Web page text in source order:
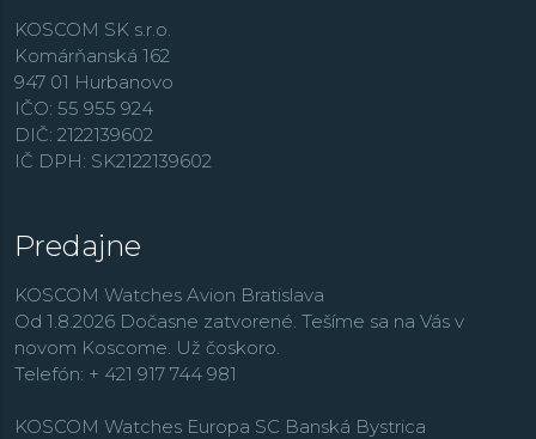
KOSCOM SK s.r.o.
Komárňanská 162
947 01 Hurbanovo
IČO: 55 955 924
DIČ: 2122139602
IČ DPH: SK2122139602
Predajne
KOSCOM Watches Avion Bratislava
Od 1.8.2026 Dočasne zatvorené. Tešíme sa na Vás v
novom Koscome. Už čoskoro.
Telefón: + 421 917 744 981
KOSCOM Watches Europa SC Banská Bystrica